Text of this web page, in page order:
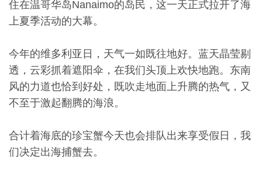
住在温哥华岛Nanaimo的岛民，这一天正式拉开了海
上夏季活动的大幕。
今年的维多利亚日，天气一如既往地好。 蓝天晶莹剔
透，云彩抓着遮阳伞，在我们头顶上欢快地跑。东南
风的力道也恰到好处，既吹走地面上升腾的热气，又
不至于激起翻腾的海浪。
合计着海底的珍宝蟹今天也会排队出来享受假日，我
们决定出海捕蟹去。